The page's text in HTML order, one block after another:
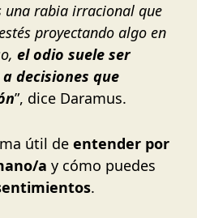
una rabia irracional que
proyectando algo en
el odio suele ser
decisiones que
”, dice Daramus.
útil de entender por
a y cómo puedes
.